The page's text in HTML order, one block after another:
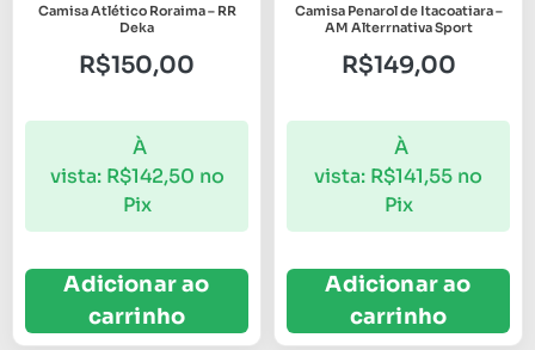
Camisa Atlético Roraima – RR
Deka
R$150,00
À
vista: R$142,50 no
Pix
Adicionar ao
carrinho
Camisa Penarol de Itacoatiara –
AM Alterrnativa Sport
R$149,00
À
vista: R$141,55 no
Pix
Adicionar ao
carrinho